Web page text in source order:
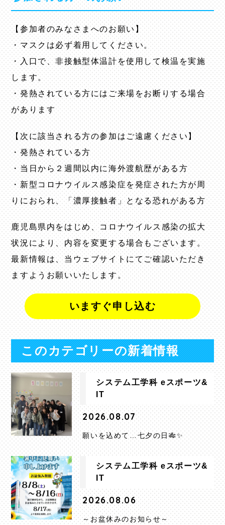
【参加者のみなさまへのお願い】
・マスクは必ず着用してください。
・入口で、非接触型体温計を使用して検温を実施
します。
・発熱されている方にはご来場をお断りする場合
があります
【次に該当される方の参加はご遠慮ください】
・発熱されている方
・当日から２週間以内に海外渡航歴がある方
・新型コロナウイルス感染症を発症された方が周
りにおられ、「濃厚接触者」となる恐れがある方
鹿児島県内をはじめ、コロナウイルス感染の拡大
状況により、内容を変更する場合もございます。
最新情報は、当ウェブサイトにてご確認いただき
ますようお願いいたします。
いますぐ申し込む
このカテゴリーの新着情報
システム工学科 eスポーツ&
IT
2026.08.07
願いを込めて…七夕の日🎋✨
システム工学科 eスポーツ&
IT
2026.08.06
～お盆休みのお知らせ～